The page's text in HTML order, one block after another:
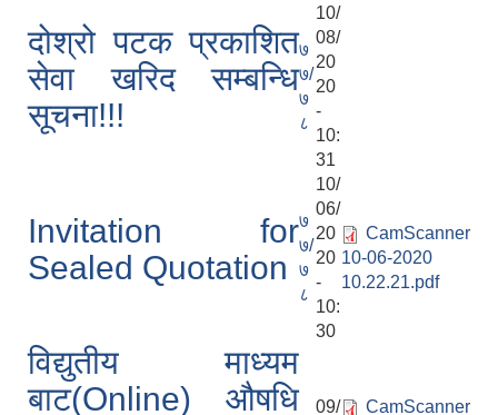
दोश्रो पटक प्रकाशित
सेवा खरिद सम्बन्धि
सूचना!!!
७
७/
७
८
10/
08/
20
20
-
10:
31
Invitation for
Sealed Quotation
७
७/
७
८
10/
06/
20
20
-
10:
30
CamScanner
10-06-2020
10.22.21.pdf
विद्युतीय माध्यम
बाट(Online) औषधि
09/
CamScanner